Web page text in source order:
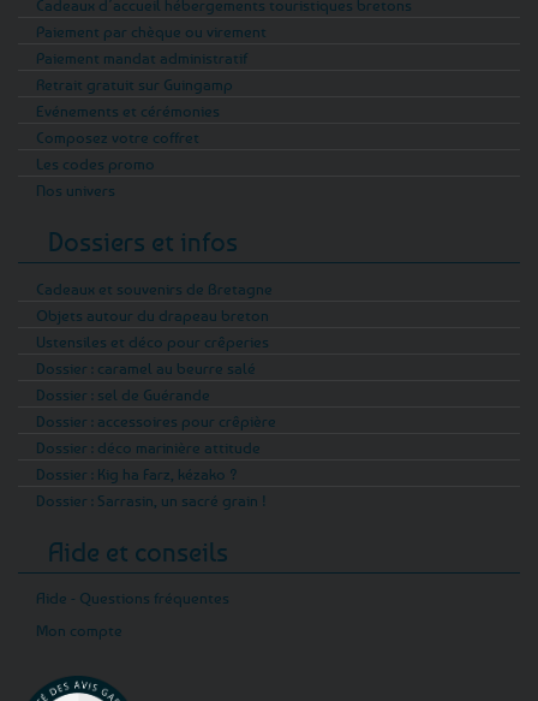
Cadeaux d’accueil hébergements touristiques bretons
Paiement par chèque ou virement
Paiement mandat administratif
Retrait gratuit sur Guingamp
Evénements et cérémonies
Composez votre coffret
Les codes promo
Nos univers
Dossiers et infos
Cadeaux et souvenirs de Bretagne
Objets autour du drapeau breton
Ustensiles et déco pour crêperies
Dossier : caramel au beurre salé
Dossier : sel de Guérande
Dossier : accessoires pour crêpière
Dossier : déco marinière attitude
Dossier : Kig ha Farz, kézako ?
Dossier : Sarrasin, un sacré grain !
Aide et conseils
Aide - Questions fréquentes
Mon compte